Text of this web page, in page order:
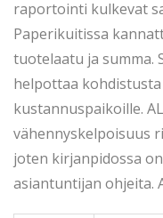
raportointi kulkevat
Paperikuitissa
tuotelaatu ja summa.
helpottaa
kustannuspaikoille.
vähennyskelpoisuus
joten kirjanpidossa
asiantuntijan ohjeita.